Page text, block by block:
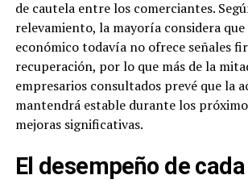
de cautela entre los comerciantes.
relevamiento, la mayoría considera
económico todavía no ofrece señales
recuperación, por lo que más de la
empresarios consultados prevé que la
mantendrá estable durante los
mejoras significativas.
El desempeño de